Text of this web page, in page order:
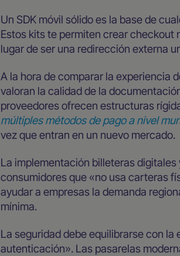
Un SDK móvil sólido es la base de
Estos kits te permiten crear checkout
lugar de ser una redirección externa
A la hora de comparar la experiencia
valoran la calidad de la
proveedores ofrecen estructuras
múltiples métodos de pago a nivel
vez que entran en un nuevo mercado.
La implementación billeteras
consumidores que «no usa carteras
ayudar a empresas la demanda
mínima.
La seguridad debe equilibrarse con
autenticación». Las pasarelas